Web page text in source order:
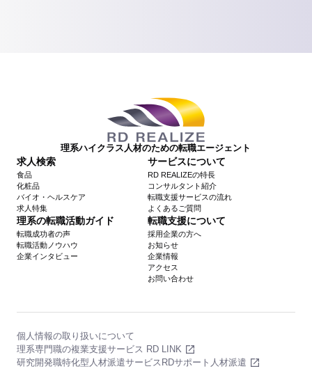
理系ハイクラス人材のための転職エージェント
求人検索
食品
化粧品
バイオ・ヘルスケア
求人特集
サービスについて
RD REALIZEの特長
コンサルタント紹介
転職支援サービスの流れ
よくあるご質問
理系の転職活動ガイド
転職成功者の声
転職活動ノウハウ
企業インタビュー
転職支援について
採用企業の方へ
お知らせ
企業情報
アクセス
お問い合わせ
個人情報の取り扱いについて
理系専門職の複業支援サービス RD LINK
研究開発職特化型人材派遣サービスRDサポート人材派遣